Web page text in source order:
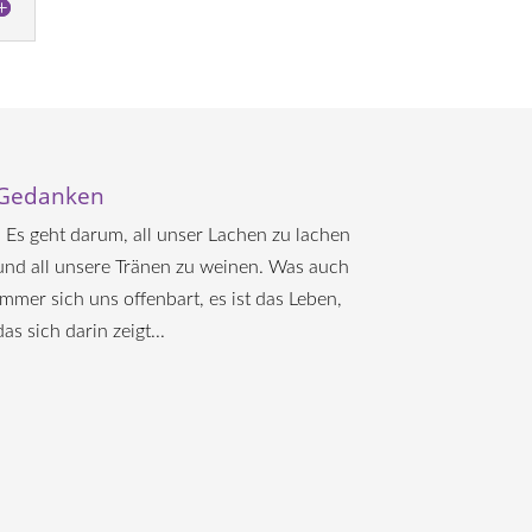
Es geht darum, all unser Lachen zu lachen
all unsere Tränen zu weinen. Was auch
sich uns offenbart, es ist das Leben,
sich darin zeigt...